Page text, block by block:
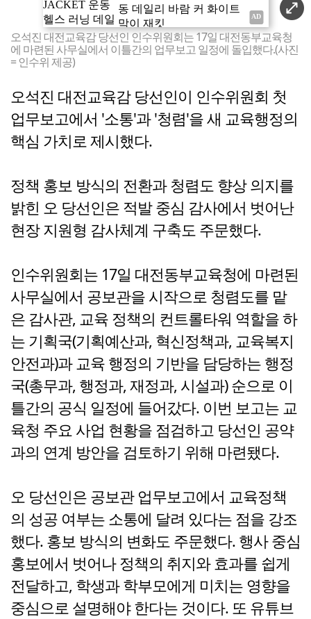
오석진 대전교육감 당선인 인수위원회는 17일 대전동부교육청
에 마련된 사무실에서 이틀간의 업무보고 일정에 돌입했다.(사진
= 인수위 제공)
오석진 대전교육감 당선인이 인수위원회 첫
업무보고에서 '소통'과 '청렴'을 새 교육행정의
핵심 가치로 제시했다.
정책 홍보 방식의 전환과 청렴도 향상 의지를
밝힌 오 당선인은 적발 중심 감사에서 벗어난
현장 지원형 감사체계 구축도 주문했다.
인수위원회는 17일 대전동부교육청에 마련된
사무실에서 공보관을 시작으로 청렴도를 맡
은 감사관, 교육 정책의 컨트롤타워 역할을 하
는 기획국(기획예산과, 혁신정책과, 교육복지
안전과)과 교육 행정의 기반을 담당하는 행정
국(총무과, 행정과, 재정과, 시설과) 순으로 이
틀간의 공식 일정에 들어갔다. 이번 보고는 교
육청 주요 사업 현황을 점검하고 당선인 공약
과의 연계 방안을 검토하기 위해 마련됐다.
오 당선인은 공보관 업무보고에서 교육정책
의 성공 여부는 소통에 달려 있다는 점을 강조
했다. 홍보 방식의 변화도 주문했다. 행사 중심
홍보에서 벗어나 정책의 취지와 효과를 쉽게
전달하고, 학생과 학부모에게 미치는 영향을
중심으로 설명해야 한다는 것이다. 또 유튜브